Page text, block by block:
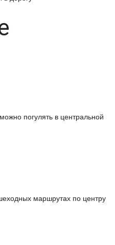
погулять в центральной
маршрутах по центру